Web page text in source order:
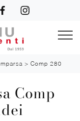
> Comp 280
Comp